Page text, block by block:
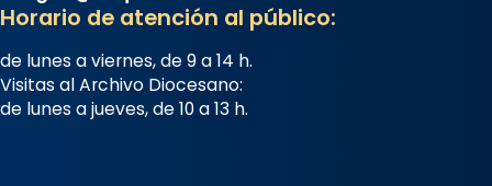
reivindicarà les relíq
Foto
View on Facebook · Share
Horario de atención al público:
de lunes a viernes, de 9 a 14 h.
Visitas al Archivo Diocesano:
de lunes a jueves, de 10 a 13 h.